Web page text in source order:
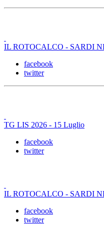
IL ROTOCALCO - SARDI
facebook
twitter
TG LIS 2026 - 15 Luglio
facebook
twitter
IL ROTOCALCO - SARDI
facebook
twitter